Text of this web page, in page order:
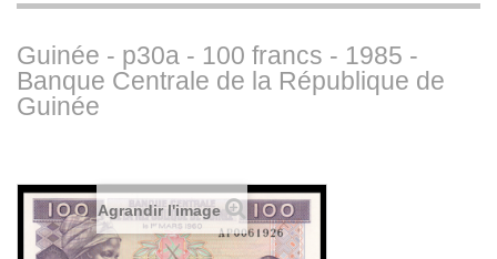
Guinée - p30a - 100 francs - 1985 -
Banque Centrale de la République de
Guinée
Agrandir l'image